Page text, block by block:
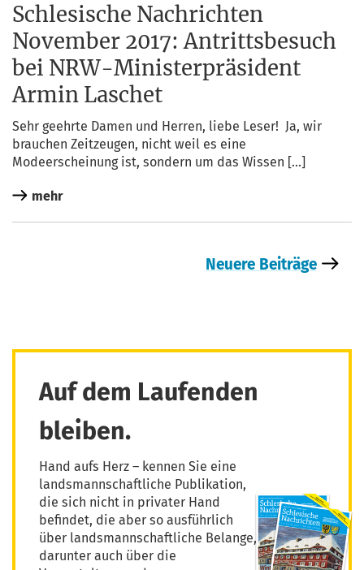
Schlesische Nachrichten
November 2017: Antrittsbesuch
bei NRW-Ministerpräsident
Armin Laschet
Sehr geehr­te Damen und Her­ren, lie­be Leser! Ja, wir
brau­chen Zeit­zeu­gen, nicht weil es eine
Mode­er­schei­nung ist, son­dern um das Wissen […]
mehr
Neuere Beiträge
Auf dem Laufenden
bleiben.
Hand aufs Herz – kennen Sie eine
landsmannschaftliche Publikation,
die sich nicht in privater Hand
befindet, die aber so ausführlich
über landsmannschaftliche Belange,
darunter auch über die